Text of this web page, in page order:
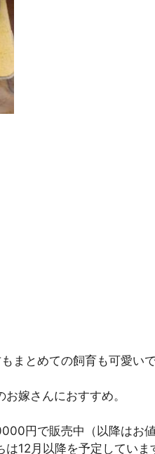
まとめての飼育も可愛いで
嫁さんにおすすめ。
円で販売中（以降はお
12月以降を予定していま